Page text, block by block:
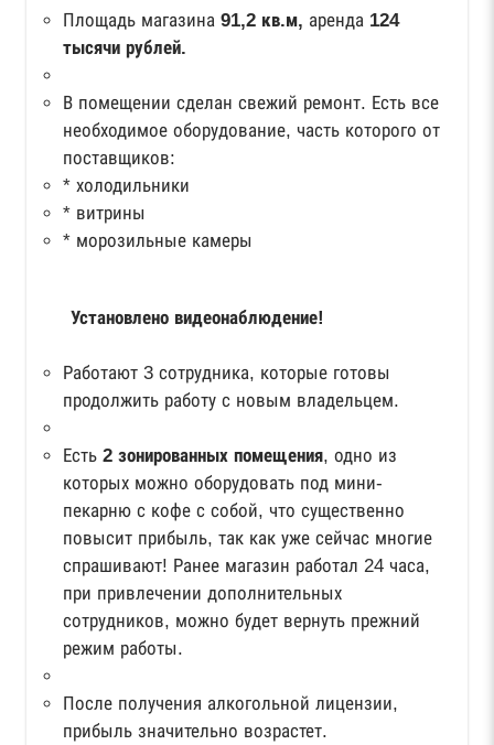
Площадь магазина 91,2 кв.м, аренда 124
тысячи рублей.
В помещении сделан свежий ремонт. Есть все
необходимое оборудование, часть которого от
поставщиков:
* холодильники
* витрины
* морозильные камеры
Установлено видеонаблюдение!
Работают 3 сотрудника, которые готовы
продолжить работу с новым владельцем.
Есть 2 зонированных помещения, одно из
которых можно оборудовать под мини-
пекарню с кофе с собой, что существенно
повысит прибыль, так как уже сейчас многие
спрашивают! Ранее магазин работал 24 часа,
при привлечении дополнительных
сотрудников, можно будет вернуть прежний
режим работы.
После получения алкогольной лицензии,
прибыль значительно возрастет.